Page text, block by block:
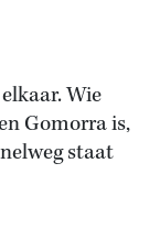
Zoek
Wie
Gomorra is,
staat